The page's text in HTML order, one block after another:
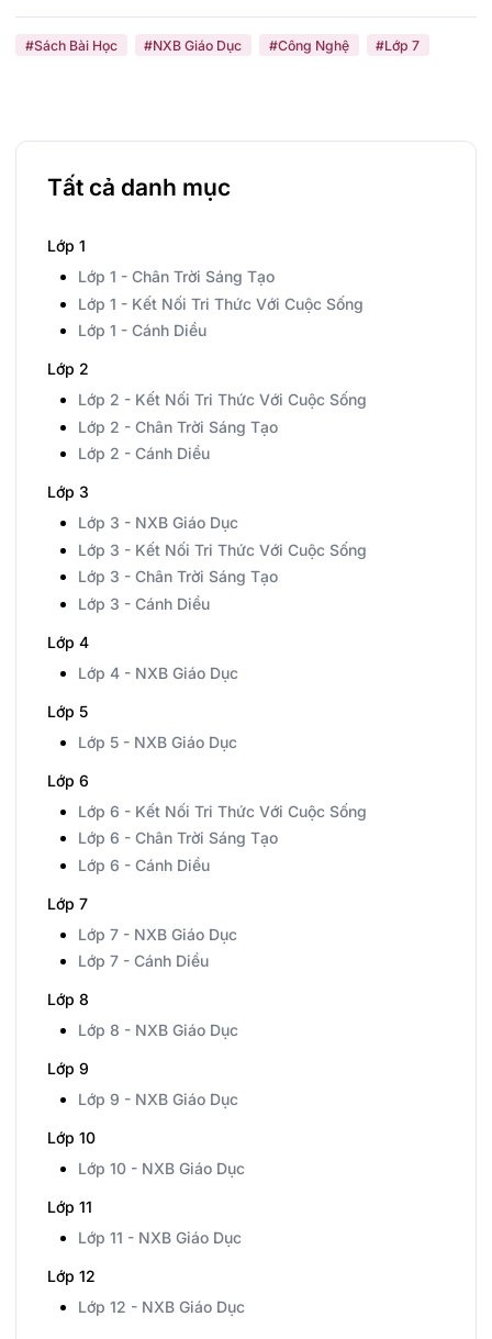
#Sách Bài Học #NXB Giáo Dục #Công Nghệ #Lớp 7
Tất cả danh mục
Lớp 1
Lớp 1 - Chân Trời Sáng Tạo
Lớp 1 - Kết Nối Tri Thức Với Cuộc Sống
Lớp 1 - Cánh Diều
Lớp 2
Lớp 2 - Kết Nối Tri Thức Với Cuộc Sống
Lớp 2 - Chân Trời Sáng Tạo
Lớp 2 - Cánh Diều
Lớp 3
Lớp 3 - NXB Giáo Dục
Lớp 3 - Kết Nối Tri Thức Với Cuộc Sống
Lớp 3 - Chân Trời Sáng Tạo
Lớp 3 - Cánh Diều
Lớp 4
Lớp 4 - NXB Giáo Dục
Lớp 5
Lớp 5 - NXB Giáo Dục
Lớp 6
Lớp 6 - Kết Nối Tri Thức Với Cuộc Sống
Lớp 6 - Chân Trời Sáng Tạo
Lớp 6 - Cánh Diều
Lớp 7
Lớp 7 - NXB Giáo Dục
Lớp 7 - Cánh Diều
Lớp 8
Lớp 8 - NXB Giáo Dục
Lớp 9
Lớp 9 - NXB Giáo Dục
Lớp 10
Lớp 10 - NXB Giáo Dục
Lớp 11
Lớp 11 - NXB Giáo Dục
Lớp 12
Lớp 12 - NXB Giáo Dục